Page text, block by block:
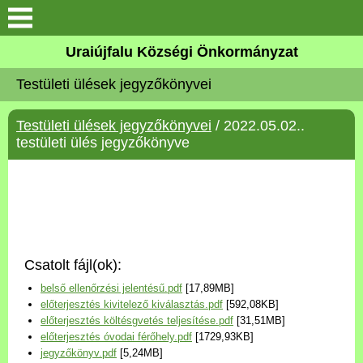
Köszöntő
Elérhetőségek
Uraiújfalu
Választási információk
Versenyképes Járások
Program
Uraiújfalu Községi Önkormányzat
Testületi ülések jegyzőkönyvei
Testületi ülések jegyzőkönyvei / 2022.05.02..
testületi ülés jegyzőkönyve
Csatolt fájl(ok):
belső ellenőrzési jelentésű.pdf [17,89MB]
előterjesztés kivitelező kiválasztás.pdf [592,08KB]
előterjesztés költésgvetés teljesítése.pdf [31,51MB]
előterjesztés óvodai férőhely.pdf [1729,93KB]
jegyzőkönyv.pdf [5,24MB]